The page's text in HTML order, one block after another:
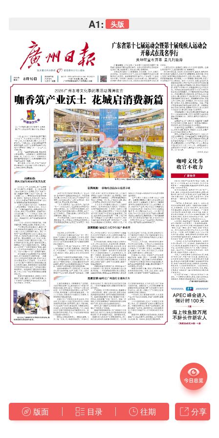
A1: 头版
版面 目录 往期 分享